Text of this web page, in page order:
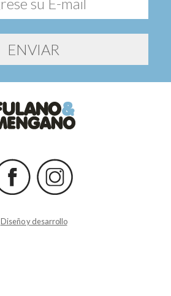
Diseño y desarrollo